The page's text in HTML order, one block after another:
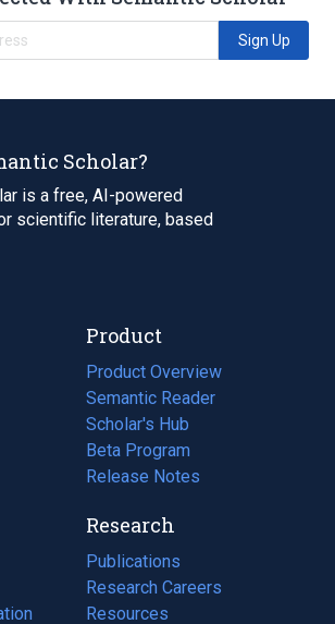
Sign Up
Scholar?
is a free, AI-powered
scientific literature, based
Product
Product Overview
Semantic Reader
Scholar's Hub
Beta Program
Release Notes
Research
Publications
(opens
in
a
Research Careers
(opens
in
Resources
(opens